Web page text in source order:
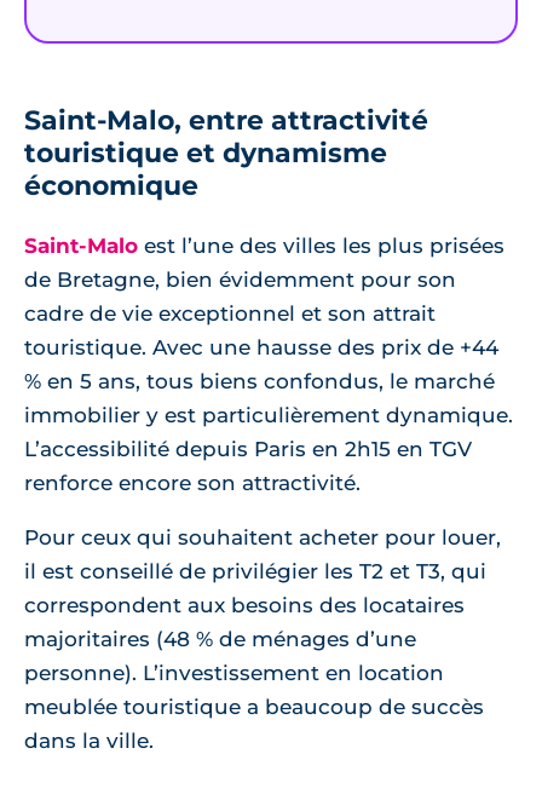
Saint-Malo, entre attractivité
touristique et dynamisme
économique
Saint-Malo est l’une des villes les plus prisées
de Bretagne, bien évidemment pour son
cadre de vie exceptionnel et son attrait
touristique. Avec une hausse des prix de +44
% en 5 ans, tous biens confondus, le marché
immobilier y est particulièrement dynamique.
L’accessibilité depuis Paris en 2h15 en TGV
renforce encore son attractivité.
Pour ceux qui souhaitent acheter pour louer,
il est conseillé de privilégier les T2 et T3, qui
correspondent aux besoins des locataires
majoritaires (48 % de ménages d’une
personne). L’investissement en location
meublée touristique a beaucoup de succès
dans la ville.